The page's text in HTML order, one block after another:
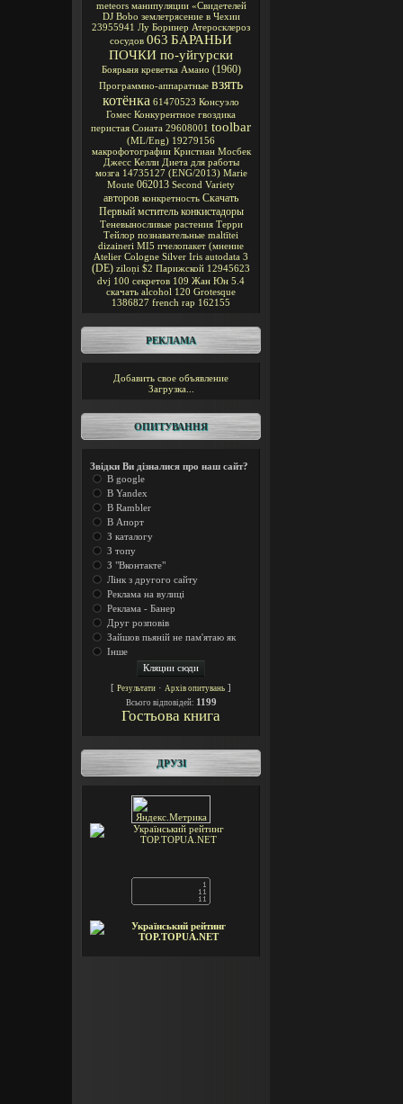
meteors манипуляции «Свидетелей
DJ Bobo землетрясение в Чехии
23955941 Лу Боринер Атеросклероз
сосудов 063 БАРАНЬИ
ПОЧКИ по-уйгурски
Боярыня креветка Амано (1960)
Программно-аппаратные взять
котёнка 61470523 Консуэло
Гомес Конкурентное гвоздика
перистая Соната 29608001 toolbar
(ML/Eng) 19279156
макрофотографии Кристиан Мосбек
Джесс Келли Диета для работы
мозга 14735127 (ENG/2013) Marie
Moute 062013 Second Variety
авторов конкретность Скачать
Первый мститель конкистадоры
Теневыносливые растения Терри
Тейлор познавательные maltītei
dizaineri MI5 пчелопакет (мнение
Atelier Cologne Silver Iris autodata 3
(DE) ziloņi $2 Парижской 12945623
dvj 100 секретов 109 Жан Юн 5.4
скачать alcohol 120 Grotesque
1386827 french rap 162155
РЕКЛАМА
Добавить свое объявление
Загрузка...
ОПИТУВАННЯ
Звідки Ви дізналися про наш сайт?
В google
В Yandex
В Rambler
В Апорт
З каталогу
З топу
З "Вконтакте"
Лінк з другого сайту
Реклама на вулиці
Реклама - Банер
Друг розповів
Зайшов пьяній не пам'ятаю як
Інше
[ Результати · Архів опитувань ]
Всього відповідей: 1199
Гостьова книга
ДРУЗІ